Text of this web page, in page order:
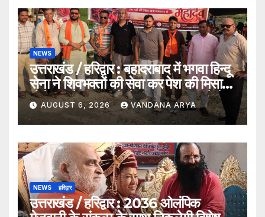
NEWS
उत्तराखंड / हरिद्वार : बहादराबाद में भगवा हिन्दू
सेना ने शिवभक्तों की सेवा कर पेश की मिसाल,
भोलेनाथ के जयकारों से गूंजा वातावरण_देखे
विडिओ !!
AUGUST 6, 2026 VANDANA ARYA
NEWS हरिद्वार
उत्तराखंड / हरिद्वार : 2036 ओलंपिक